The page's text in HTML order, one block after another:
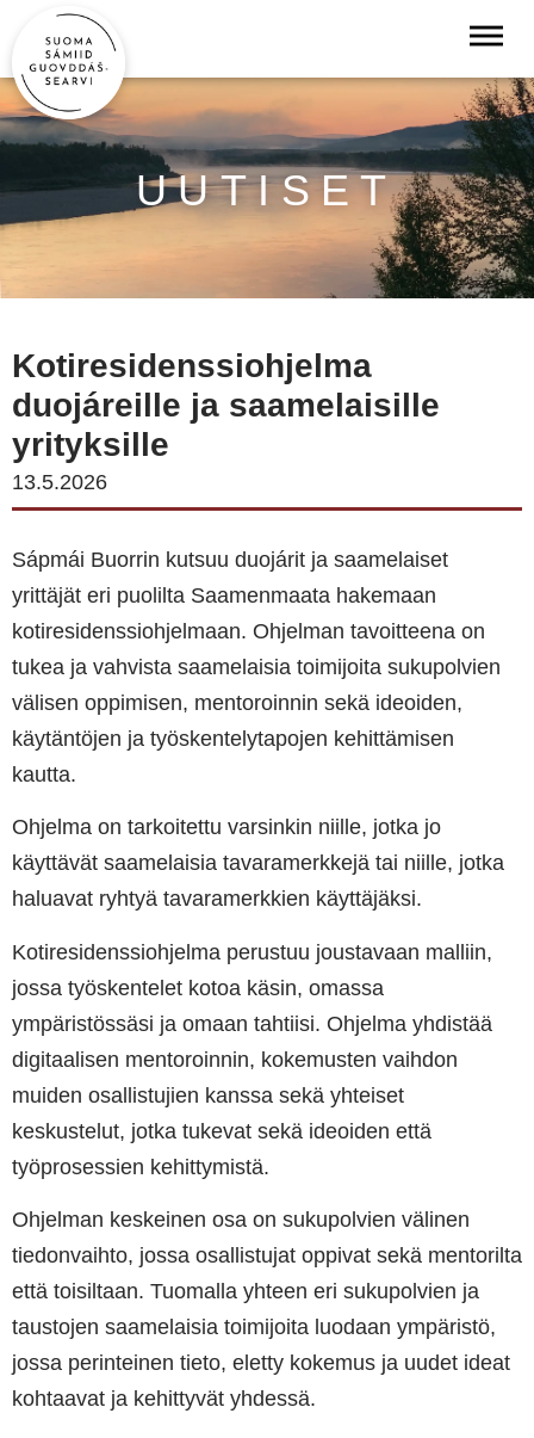
UUTISET
Kotiresidenssiohjelma
duojáreille ja saamelaisille
yrityksille
13.5.2026
Sápmái Buorrin kutsuu duojárit ja saamelaiset
yrittäjät eri puolilta Saamenmaata hakemaan
kotiresidenssiohjelmaan. Ohjelman tavoitteena on
tukea ja vahvista saamelaisia toimijoita sukupolvien
välisen oppimisen, mentoroinnin sekä ideoiden,
käytäntöjen ja työskentelytapojen kehittämisen
kautta.
Ohjelma on tarkoitettu varsinkin niille, jotka jo
käyttävät saamelaisia tavaramerkkejä tai niille, jotka
haluavat ryhtyä tavaramerkkien käyttäjäksi.
Kotiresidenssiohjelma perustuu joustavaan malliin,
jossa työskentelet kotoa käsin, omassa
ympäristössäsi ja omaan tahtiisi. Ohjelma yhdistää
digitaalisen mentoroinnin, kokemusten vaihdon
muiden osallistujien kanssa sekä yhteiset
keskustelut, jotka tukevat sekä ideoiden että
työprosessien kehittymistä.
Ohjelman keskeinen osa on sukupolvien välinen
tiedonvaihto, jossa osallistujat oppivat sekä mentorilta
että toisiltaan. Tuomalla yhteen eri sukupolvien ja
taustojen saamelaisia toimijoita luodaan ympäristö,
jossa perinteinen tieto, eletty kokemus ja uudet ideat
kohtaavat ja kehittyvät yhdessä.